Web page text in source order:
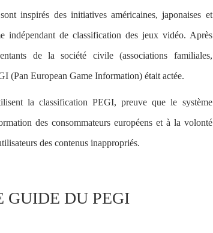
inspirés des initiatives américaines, japonaises et
indépendant de classification des jeux vidéo. Après
de la société civile (associations familiales,
(Pan European Game Information) était actée.
la classification PEGI, preuve que le système
des consommateurs européens et à la volonté
des contenus inappropriés.
GUIDE DU PEGI